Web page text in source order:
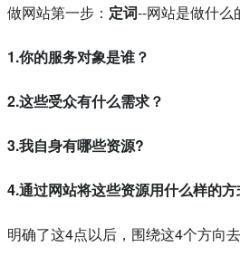
做网站第一步： 定词--网站是做什么
1.你的服务对象是谁？
2.这些受众有什么需求？
3.我自身有哪些资源?
4.通过网站将这些资源用什么样的
明确了这4点以后，围绕这4个方向